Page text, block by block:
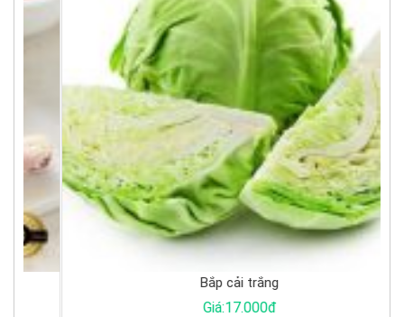
Bắp cải trắng
Giá:17.000đ